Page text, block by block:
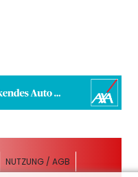
NUTZUNG / AGB